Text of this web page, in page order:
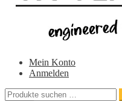
Mein Konto
Anmelden
Suchen